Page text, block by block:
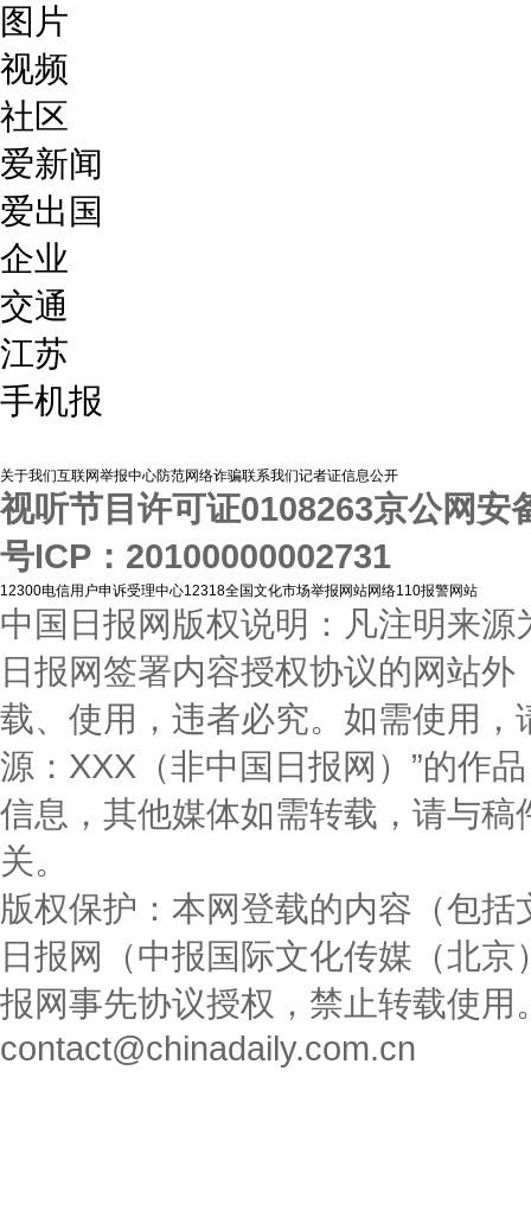
图片
视频
社区
爱新闻
爱出国
企业
交通
江苏
手机报
关于我们互联网举报中心防范网络诈骗联系我们记者证信息公开
视听节目许可证0108263京公网安
号ICP：20100000002731
12300电信用户申诉受理中心12318全国文化市场举报网站网络110报警网站
中国日报网版权说明：凡注明来源
日报网签署内容授权协议的网站
载、使用，违者必究。如需使用
源：XXX（非中国日报网）”的作
信息，其他媒体如需转载，请与
关。
版权保护：本网登载的内容（包
日报网（中报国际文化传媒（北
报网事先协议授权，禁止转载使
contact@chinadaily.com.cn